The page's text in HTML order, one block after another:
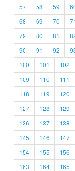
57
58 59
68
69 70 71
79
80 81
90
91 92
100
101 102
109
110 111
118
119 120
127
128 129
136
137 138
145
146 147
154
155 156
163
164 165